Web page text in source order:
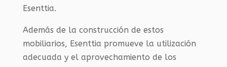
Esenttia.
Además de la construcción de estos
mobiliarios, Esenttia promueve la utilización
adecuada y el aprovechamiento de los